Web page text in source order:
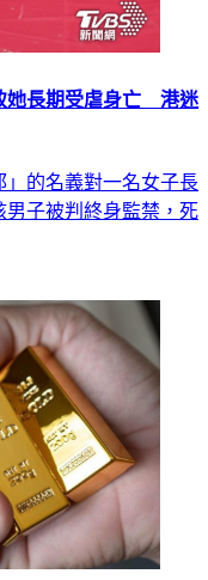
她長期受虐身亡 港迷
的名義對一名女子長
子被判終身監禁，死